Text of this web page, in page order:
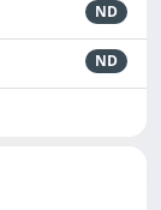
ND
ND